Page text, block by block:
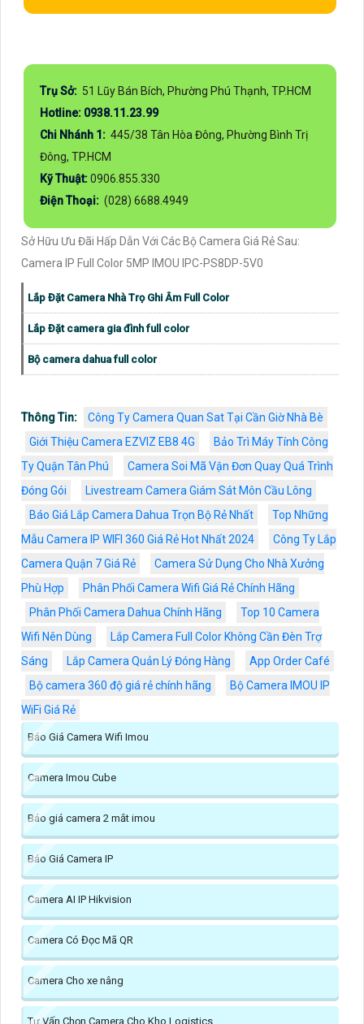
Trụ Sở: 51 Lũy Bán Bích, Phường Phú Thạnh, TP.HCM
Hotline: 0938.11.23.99
Chi Nhánh 1: 445/38 Tân Hòa Đông, Phường Bình Trị
Đông, TP.HCM
Kỹ Thuật:0906.855.330
Điện Thoại: (028) 6688.4949
Sở Hữu Ưu Đãi Hấp Dẫn Với Các Bộ Camera Giá Rẻ Sau:
Camera IP Full Color 5MP IMOU IPC-PS8DP-5V0
Lắp Đặt Camera Nhà Trọ Ghi Âm Full Color
Lắp Đặt camera gia đình full color
Bộ camera dahua full color
Thông Tin:
Công Ty Camera Quan Sat Tại Cần Giờ Nhà Bè
Giới Thiệu Camera EZVIZ EB8 4G
Bảo Trì Máy Tính Công
Ty Quận Tân Phú
Camera Soi Mã Vận Đơn Quay Quá Trình
Đóng Gói
Livestream Camera Giám Sát Môn Cầu Lông
Báo Giá Lắp Camera Dahua Trọn Bộ Rẻ Nhất
Top Những
Mẫu Camera IP WIFI 360 Giá Rẻ Hot Nhất 2024
Công Ty Lắp
Camera Quận 7 Giá Rẻ
Camera Sử Dụng Cho Nhà Xưởng
Phù Hợp
Phân Phối Camera Wifi Giá Rẻ Chính Hãng
Phân Phối Camera Dahua Chính Hãng
Top 10 Camera
Wifi Nên Dùng
Lắp Camera Full Color Không Cần Đèn Trợ
Sáng
Lắp Camera Quản Lý Đóng Hàng
App Order Café
Bộ camera 360 độ giá rẻ chính hãng
Bộ Camera IMOU IP
WiFi Giá Rẻ
Báo Giá Camera Wifi Imou
Camera Imou Cube
Báo giá camera 2 mắt imou
Báo Giá Camera IP
Camera AI IP Hikvision
Camera Có Đọc Mã QR
Camera Cho xe nâng
Tư Vấn Chọn Camera Cho Kho Logistics